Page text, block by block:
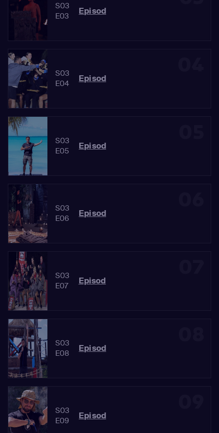
S03
E03
Episod
S03
E04
Episod
S03
E05
Episod
S03
E06
Episod
S03
E07
Episod
S03
E08
Episod
S03
E09
Episod